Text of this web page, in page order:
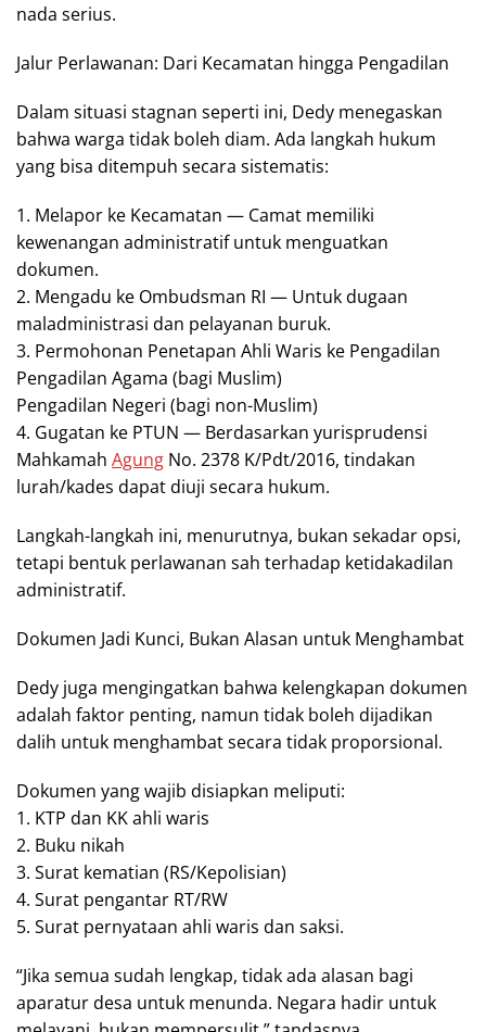
nada serius.
Jalur Perlawanan: Dari Kecamatan hingga Pengadilan
Dalam situasi stagnan seperti ini, Dedy menegaskan
bahwa warga tidak boleh diam. Ada langkah hukum
yang bisa ditempuh secara sistematis:
1. Melapor ke Kecamatan — Camat memiliki
kewenangan administratif untuk menguatkan
dokumen.
2. Mengadu ke Ombudsman RI — Untuk dugaan
maladministrasi dan pelayanan buruk.
3. Permohonan Penetapan Ahli Waris ke Pengadilan
Pengadilan Agama (bagi Muslim)
Pengadilan Negeri (bagi non-Muslim)
4. Gugatan ke PTUN — Berdasarkan yurisprudensi
Mahkamah Agung No. 2378 K/Pdt/2016, tindakan
lurah/kades dapat diuji secara hukum.
Langkah-langkah ini, menurutnya, bukan sekadar opsi,
tetapi bentuk perlawanan sah terhadap ketidakadilan
administratif.
Dokumen Jadi Kunci, Bukan Alasan untuk Menghambat
Dedy juga mengingatkan bahwa kelengkapan dokumen
adalah faktor penting, namun tidak boleh dijadikan
dalih untuk menghambat secara tidak proporsional.
Dokumen yang wajib disiapkan meliputi:
1. KTP dan KK ahli waris
2. Buku nikah
3. Surat kematian (RS/Kepolisian)
4. Surat pengantar RT/RW
5. Surat pernyataan ahli waris dan saksi.
“Jika semua sudah lengkap, tidak ada alasan bagi
aparatur desa untuk menunda. Negara hadir untuk